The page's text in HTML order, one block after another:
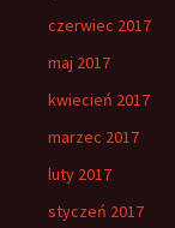
czerwiec 2017
maj 2017
kwiecień 2017
marzec 2017
luty 2017
styczeń 2017